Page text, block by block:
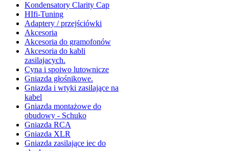
Kondensatory Clarity Cap
HIfi-Tuning
Adaptery / przejściówki
Akcesoria
Akcesoria do gramofonów
Akcesoria do kabli
zasilajacych.
Cyna i spoiwo lutownicze
Gniazda głośnikowe.
Gniazda i wtyki zasilające na
kabel
Gniazda montażowe do
obudowy - Schuko
Gniazda RCA
Gniazda XLR
Gniazda zasilające iec do